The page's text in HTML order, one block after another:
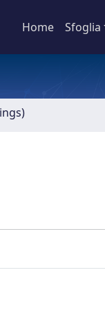
Home Sfoglia